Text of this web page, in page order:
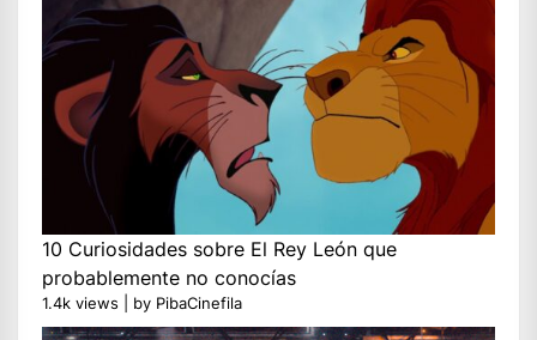
10 Curiosidades sobre El Rey León que
probablemente no conocías
1.4k views by PibaCinefila